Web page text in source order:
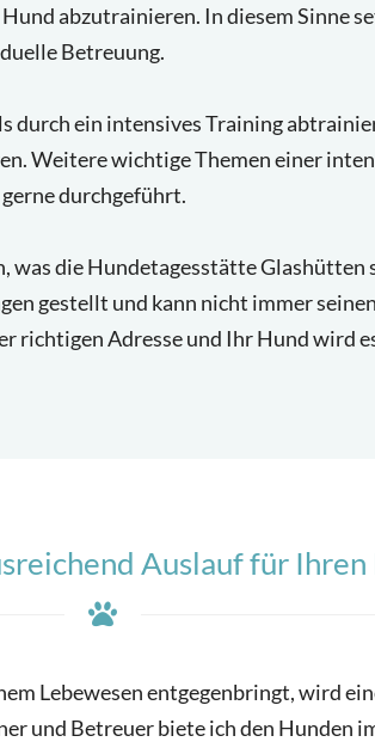
abzutrainieren. In diesem Sinne
Betreuung.
durch ein intensives Training
Weitere wichtige Themen einer
durchgeführt.
die Hundetagesstätte
gestellt und kann nicht immer
richtigen Adresse und Ihr Hund wird
Auslauf für Ihren
Lebewesen entgegenbringt, wird
und Betreuer biete ich den Hunden